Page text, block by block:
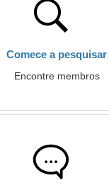
Comece a pesquisar
Encontre membros